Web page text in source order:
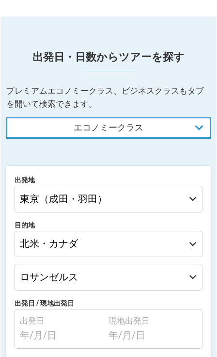
出発日・日数からツアーを探す
プレミアムエコノミークラス、ビジネスクラスもタブ
を開いて検索できます。
エコノミークラス
出発地
目的地
出発日 /現地出発日
出発日
年/月/日
現地出発日
年/月/日